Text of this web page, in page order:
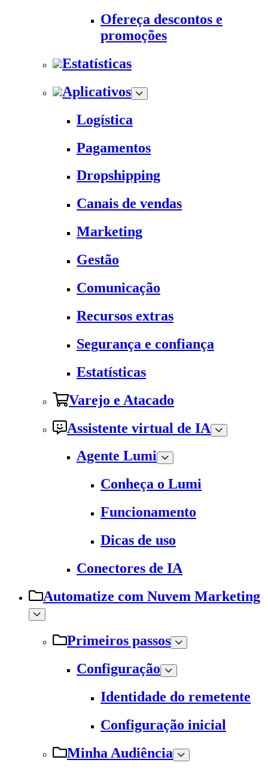
Ofereça descontos e
promoções
Estatísticas
Aplicativos
Logística
Pagamentos
Dropshipping
Canais de vendas
Marketing
Gestão
Comunicação
Recursos extras
Segurança e confiança
Estatísticas
Varejo e Atacado
Assistente virtual de IA
Agente Lumi
Conheça o Lumi
Funcionamento
Dicas de uso
Conectores de IA
Automatize com Nuvem Marketing
Primeiros passos
Configuração
Identidade do remetente
Configuração inicial
Minha Audiência